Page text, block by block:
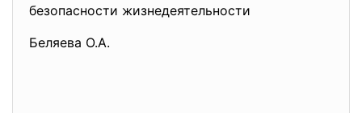
безопасности жизнедеятельности
Беляева О.А.